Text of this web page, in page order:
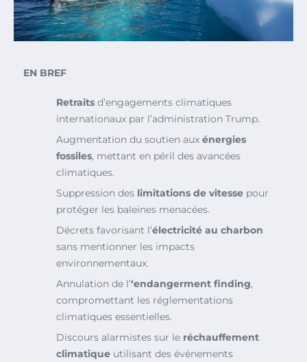
EN BREF
Retraits d’engagements climatiques
internationaux par l’administration Trump.
Augmentation du soutien aux énergies
fossiles, mettant en péril des avancées
climatiques.
Suppression des limitations de vitesse pour
protéger les baleines menacées.
Décrets favorisant l’électricité au charbon
sans mentionner les impacts
environnementaux.
Annulation de l’‘endangerment finding,
compromettant les réglementations
climatiques essentielles.
Discours alarmistes sur le réchauffement
climatique utilisant des événements